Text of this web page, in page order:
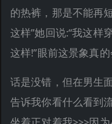
的热裤，那是不能再
这样”她回说:“我这样
这样!”眼前这景象真
话是没错，但在男生
告诉我你看什么看到